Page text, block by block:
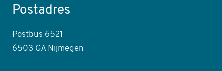
Postadres
Postbus 6521
6503 GA Nijmegen